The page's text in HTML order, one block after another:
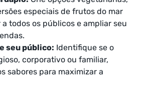
especiais de frutos do mar
todos os públicos e ampliar seu
seu público: Identifique se o
corporativo ou familiar,
sabores para maximizar a